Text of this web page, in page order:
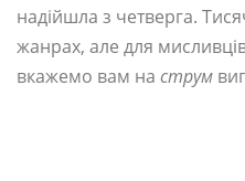
надійшла з четверга.
жанрах, але для
вкажемо вам на струм